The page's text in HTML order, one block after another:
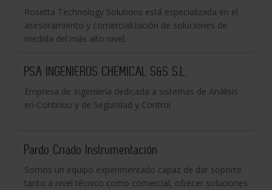
Rosetta Technology Solutions está especializada en el
asesoramiento y comercialización de soluciones de
medida del más alto nivel.
PSA INGENIEROS CHEMICAL S&S S.L.
Empresa de Ingeniería dedicada a sistemas de Análisis
en Continuo y de Seguridad y Control
Pardo Criado Instrumentación
Somos un equipo experimentado capaz de dar soporte
tanto a nivel técnico como comercial, ofrecer soluciones